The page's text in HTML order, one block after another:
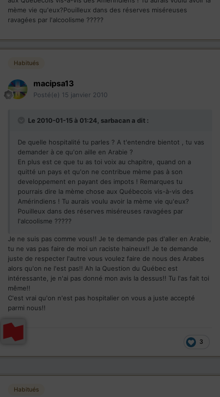
mème vie qu'eux?Pouilleux dans des réserves miséreuses
ravagées par l'alcoolisme ?????
Habitués
macipsa13
Posté(e) 15 janvier 2010
Le 2010-01-15 à 01:24, sarbacan a dit :
De quelle hospitalité tu parles ? A t'entendre bientot , tu vas
demander à ce qu'on aille en Arabie ?
En plus est ce que tu as toi voix au chapitre, quand on a
quitté un pays et qu'on ne contribue mème pas à son
developpement en payant des impots ! Remarques tu
pourrais dire la mème chose aux Québecois vis-à-vis des
Amérindiens ! Tu aurais voulu avoir la mème vie qu'eux?
Pouilleux dans des réserves miséreuses ravagées par
l'alcoolisme ?????
Je ne suis pas comme vous!! Je te demande pas d'aller en Arabie,
tu ne vas pas faire de moi un raciste haineux!! Je te demande
juste de respecter l'autre vous voulez faire de nous des Arabes
alors qu'on ne l'est pas!! Ah la Question du Québec est
intéressante, je n'ai pas donné mon avis la dessus!! Tu l'as fait toi
même!!
C'est vrai qu'on n'est pas hospitalier on vous a juste accepté
parmi nous!!
3
Habitués